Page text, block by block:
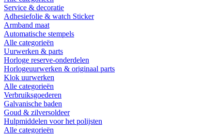
Service & decoratie
Adhesiefolie & watch Sticker
Armband maat
Automatische stempels
Alle categorieën
Uurwerken & parts
Horloge reserve-onderdelen
Horlogeuurwerken & originaal parts
Klok uurwerken
Alle categorieën
Verbruiksgoederen
Galvanische baden
Goud & zilversoldeer
Hulpmiddelen voor het polijsten
Alle categorieën